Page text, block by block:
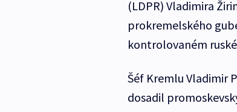
(LDPR) Vladimira
prokremelského
kontrolovaném
Šéf Kremlu Vladimir
dosadil